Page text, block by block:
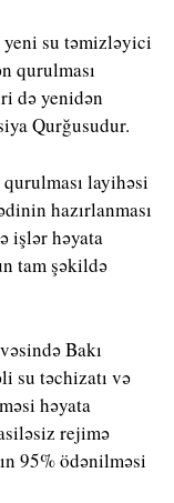
yeni su təmizləyici
qurulması
də yenidən
Qurğusudur.
layihəsi
hazırlanması
işlər həyata
tam şəkildə
Bakı
su təchizatı və
həyata
rejimə
95% ödənilməsi